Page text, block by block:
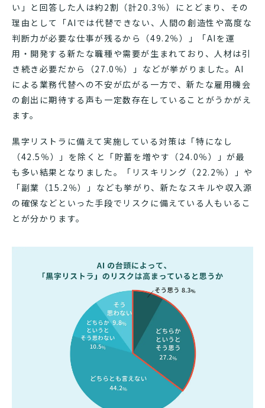
い」と回答した人は約2割（計20.3％）にとどまり、その
理由として「AIでは代替できない、人間の創造性や高度な
判断力が必要な仕事が残るから（49.2％）」「AIを運
用・開発する新たな職種や需要が生まれており、人材は引
き続き必要だから（27.0％）」などが挙がりました。AI
による業務代替への不安が広がる一方で、新たな雇用機会
の創出に期待する声も一定数存在していることがうかがえ
ます。
黒字リストラに備えて実施している対策は「特になし
（42.5％）」を除くと「貯蓄を増やす（24.0％）」が最
も多い結果となりました。「リスキリング（22.2％）」や
「副業（15.2％）」なども挙がり、新たなスキルや収入源
の確保などといった手段でリスクに備えている人もいるこ
とが分かります。